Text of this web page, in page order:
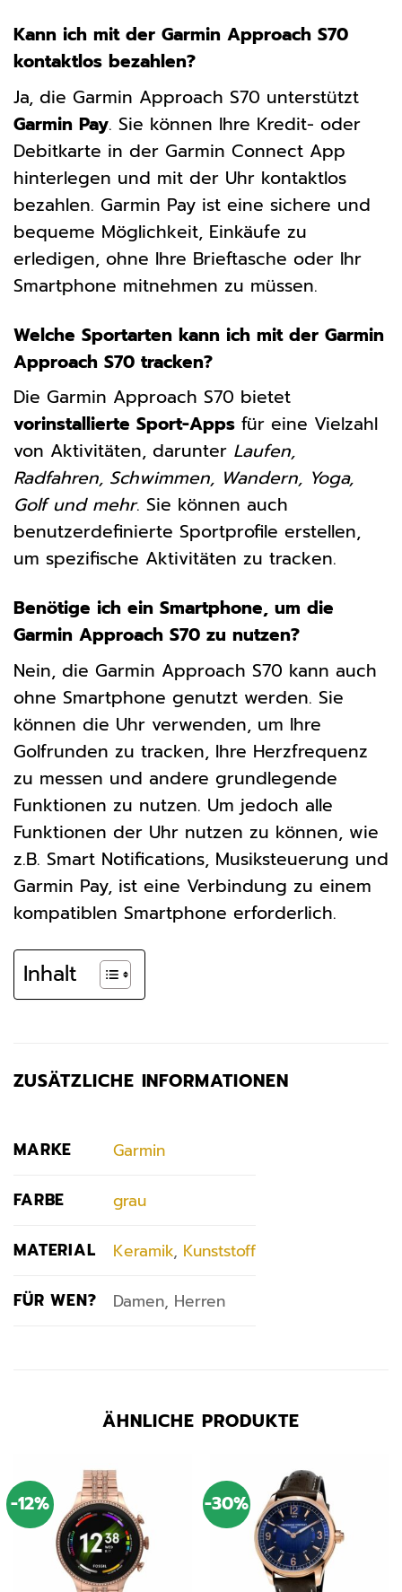
Kann ich mit der Garmin Approach S70
kontaktlos bezahlen?
Ja, die Garmin Approach S70 unterstützt
Garmin Pay. Sie können Ihre Kredit- oder
Debitkarte in der Garmin Connect App
hinterlegen und mit der Uhr kontaktlos
bezahlen. Garmin Pay ist eine sichere und
bequeme Möglichkeit, Einkäufe zu
erledigen, ohne Ihre Brieftasche oder Ihr
Smartphone mitnehmen zu müssen.
Welche Sportarten kann ich mit der Garmin
Approach S70 tracken?
Die Garmin Approach S70 bietet
vorinstallierte Sport-Apps für eine Vielzahl
von Aktivitäten, darunter Laufen,
Radfahren, Schwimmen, Wandern, Yoga,
Golf und mehr. Sie können auch
benutzerdefinierte Sportprofile erstellen,
um spezifische Aktivitäten zu tracken.
Benötige ich ein Smartphone, um die
Garmin Approach S70 zu nutzen?
Nein, die Garmin Approach S70 kann auch
ohne Smartphone genutzt werden. Sie
können die Uhr verwenden, um Ihre
Golfrunden zu tracken, Ihre Herzfrequenz
zu messen und andere grundlegende
Funktionen zu nutzen. Um jedoch alle
Funktionen der Uhr nutzen zu können, wie
z.B. Smart Notifications, Musiksteuerung und
Garmin Pay, ist eine Verbindung zu einem
kompatiblen Smartphone erforderlich.
Inhalt
ZUSÄTZLICHE INFORMATIONEN
MARKE Garmin
FARBE grau
MATERIAL Keramik, Kunststoff
FÜR WEN? Damen, Herren
ÄHNLICHE PRODUKTE
-12% -30%